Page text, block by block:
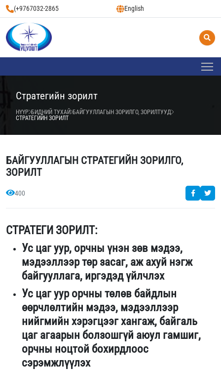
(+9767032-2865 English
Стратегийн зорилт
НҮҮР БИДНИЙ ТУХАЙ БАЙГУУЛЛАГЫН ЗОРИЛГО, ЗОРИЛТУУД
СТРАТЕГИЙН ЗОРИЛТ
БАЙГУУЛЛАГЫН СТРАТЕГИЙН ЗОРИЛГО,
ЗОРИЛТ
400
СТРАТЕГИ ЗОРИЛТ:
Ус цаг уур, орчны үнэн зөв мэдээ,
мэдээллээр төр засаг, аж ахуй нэгж
байгууллага, иргэдэд үйлчлэх
Ус цаг уур орчны төлөв байдлын
өөрчлөлтийн мэдээ, мэдээллээр
нийгмийн хэрэгцээг хангаж, байгаль
цаг агаарын болзошгүй аюул гамшиг,
орчны ноцтой бохирдлоос
сэрэмжлүүлэх